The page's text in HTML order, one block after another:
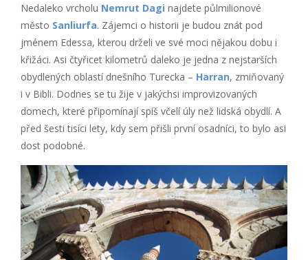
Nedaleko vrcholu Nemrut Dagi najdete půlmilionové
město Sanliurfa. Zájemci o historii je budou znát pod
jménem Edessa, kterou drželi ve své moci nějakou dobu i
křižáci. Asi čtyřicet kilometrů daleko je jedna z nejstarších
obydlených oblastí dnešního Turecka – Harran, zmiňovaný
i v Bibli. Dodnes se tu žije v jakýchsi improvizovaných
domech, které připomínají spíš včelí úly než lidská obydlí. A
před šesti tisíci lety, kdy sem přišli první osadníci, to bylo asi
dost podobné.